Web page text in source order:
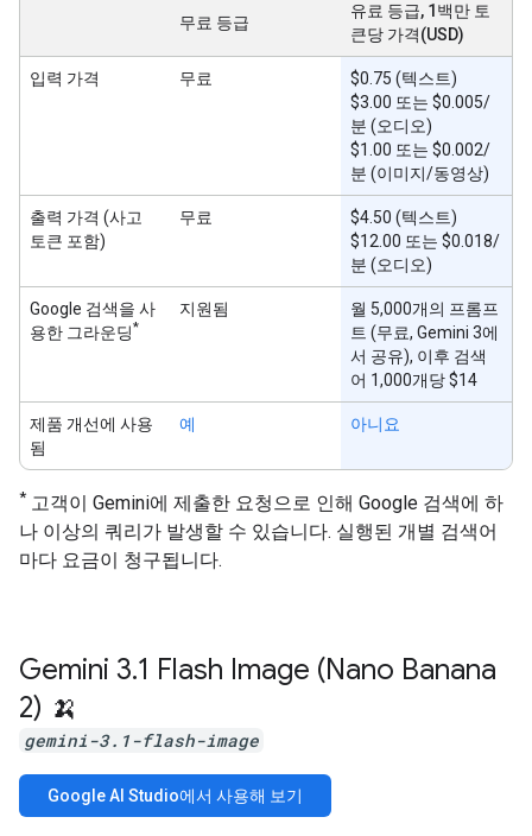
무료 등급
유료 등급, 1백만 토
큰당 가격(USD)
입력 가격 무료
$0.75 (텍스트)
$3.00 또는 $0.005/
분 (오디오)
$1.00 또는 $0.002/
분 (이미지/동영상)
출력 가격 (사고
토큰 포함)
무료
$4.50 (텍스트)
$12.00 또는 $0.018/
분 (오디오)
Google 검색을 사
용한 그라운딩*
지원됨
월 5,000개의 프롬프
트 (무료, Gemini 3에
서 공유), 이후 검색
어 1,000개당 $14
제품 개선에 사용
됨
예 아니요
* 고객이 Gemini에 제출한 요청으로 인해 Google 검색에 하
나 이상의 쿼리가 발생할 수 있습니다. 실행된 개별 검색어
마다 요금이 청구됩니다.
Gemini 3.1 Flash Image (Nano Banana
2) 🍌
gemini-3.1-flash-image
Google AI Studio에서 사용해 보기